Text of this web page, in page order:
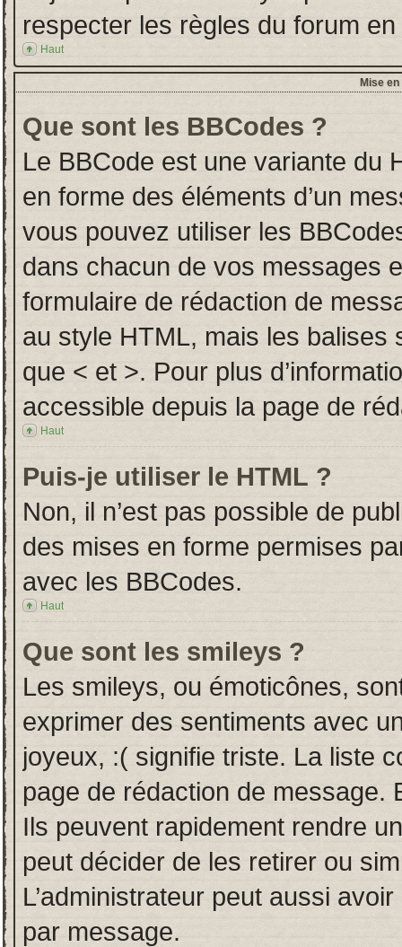
respecter les règles du forum
Haut
Mise
Que sont les BBCodes ?
Le BBCode est une variante du
en forme des éléments d’un
vous pouvez utiliser les
dans chacun de vos messages
formulaire de rédaction de
au style HTML, mais les
que < et >. Pour plus
accessible depuis la page de
Haut
Puis-je utiliser le HTML ?
Non, il n’est pas possible de
des mises en forme permises
avec les BBCodes.
Haut
Que sont les smileys ?
Les smileys, ou émoticônes,
exprimer des sentiments avec
joyeux, :( signifie triste. La liste
page de rédaction de message.
Ils peuvent rapidement rendre
peut décider de les retirer ou
L’administrateur peut aussi
par message.